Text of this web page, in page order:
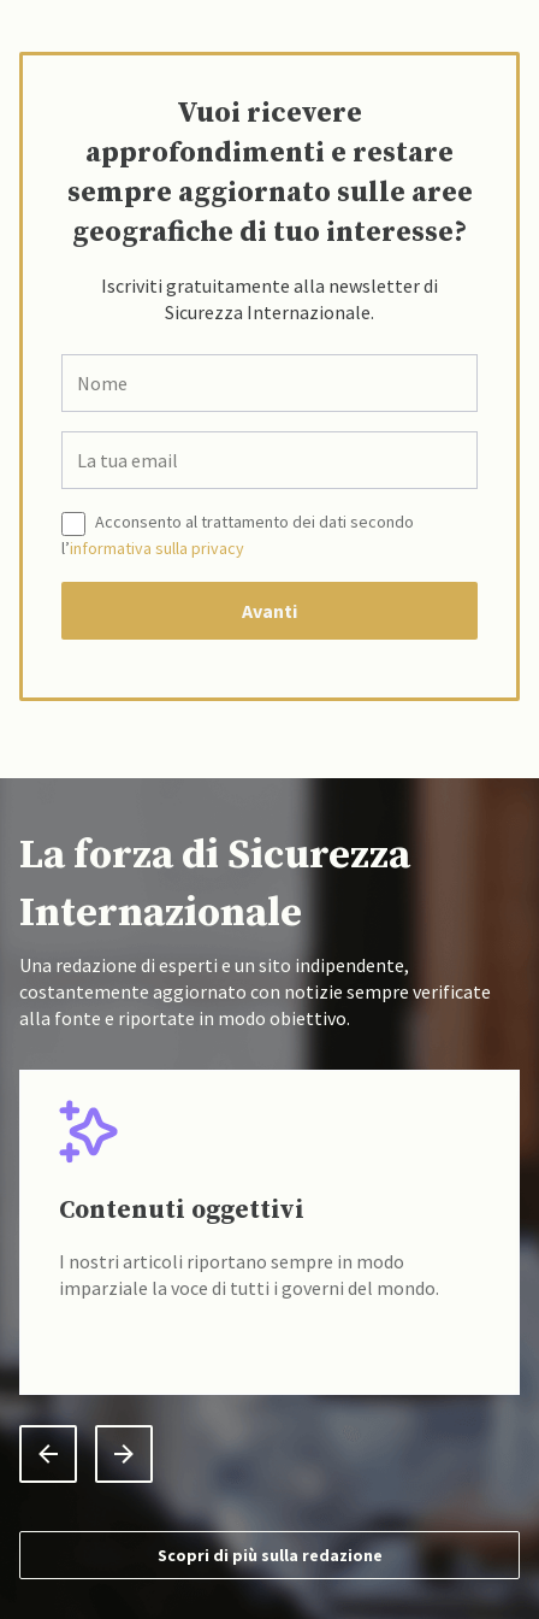
Vuoi ricevere
approfondimenti e restare
sempre aggiornato sulle aree
geografiche di tuo interesse?
Iscriviti gratuitamente alla newsletter di
Sicurezza Internazionale.
Acconsento al trattamento dei dati secondo
l’informativa sulla privacy
La forza di Sicurezza
Internazionale
Una redazione di esperti e un sito indipendente,
costantemente aggiornato con notizie sempre verificate
alla fonte e riportate in modo obiettivo.
Contenuti oggettivi
I nostri articoli riportano sempre in modo
imparziale la voce di tutti i governi del mondo.
Scopri di più sulla redazione